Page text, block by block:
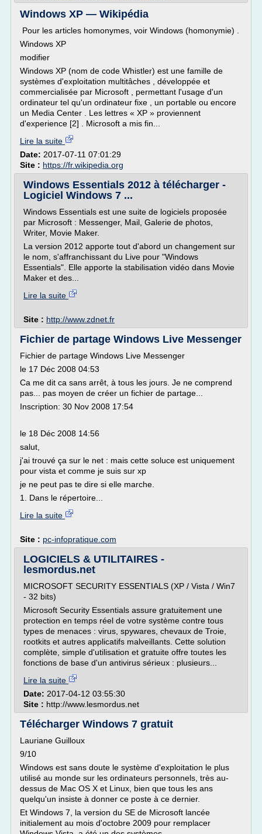
Windows XP — Wikipédia
Pour les articles homonymes, voir Windows (homonymie) .
Windows XP
modifier
Windows XP (nom de code Whistler) est une famille de
systèmes d'exploitation multitâches , développée et
commercialisée par Microsoft , permettant l'usage d'un
ordinateur tel qu'un ordinateur fixe , un portable ou encore
un Media Center . Les lettres « XP » proviennent
d'experience [2] . Microsoft a mis fin...
Lire la suite
Date: 2017-07-11 07:01:29
Site : https://fr.wikipedia.org
Windows Essentials 2012 à télécharger -
Logiciel Windows 7 ...
Windows Essentials est une suite de logiciels proposée
par Microsoft : Messenger, Mail, Galerie de photos,
Writer, Movie Maker.
La version 2012 apporte tout d'abord un changement sur
le nom, s'affranchissant du Live pour "Windows
Essentials". Elle apporte la stabilisation vidéo dans Movie
Maker et des...
Lire la suite
Site : http://www.zdnet.fr
Fichier de partage Windows Live Messenger
Fichier de partage Windows Live Messenger
le 17 Déc 2008 04:53
Ca me dit ca sans arrêt, à tous les jours. Je ne comprend
pas... pas moyen de créer un fichier de partage...
Inscription: 30 Nov 2008 17:54
le 18 Déc 2008 14:56
salut,
j'ai trouvé ça sur le net : mais cette soluce est uniquement
pour vista et comme je suis sur xp
je ne peut pas te dire si elle marche.
1. Dans le répertoire...
Lire la suite
Site : pc-infopratique.com
LOGICIELS & UTILITAIRES -
lesmordus.net
MICROSOFT SECURITY ESSENTIALS (XP / Vista / Win7
- 32 bits)
Microsoft Security Essentials assure gratuitement une
protection en temps réel de votre système contre tous
types de menaces : virus, spywares, chevaux de Troie,
rootkits et autres applicatifs malveillants. Cette solution
complète, simple d'utilisation et gratuite offre toutes les
fonctions de base d'un antivirus sérieux : plusieurs...
Lire la suite
Date: 2017-04-12 03:55:30
Site : http://www.lesmordus.net
Télécharger Windows 7 gratuit
Lauriane Guilloux
9/10
Windows est sans doute le système d'exploitation le plus
utilisé au monde sur les ordinateurs personnels, très au-
dessus de Mac OS X et Linux, bien que tous les ans
quelqu'un insiste à donner ce poste à ce dernier.
Et Windows 7, la version du SE de Microsoft lancée
initialement au mois d'octobre 2009 pour remplacer